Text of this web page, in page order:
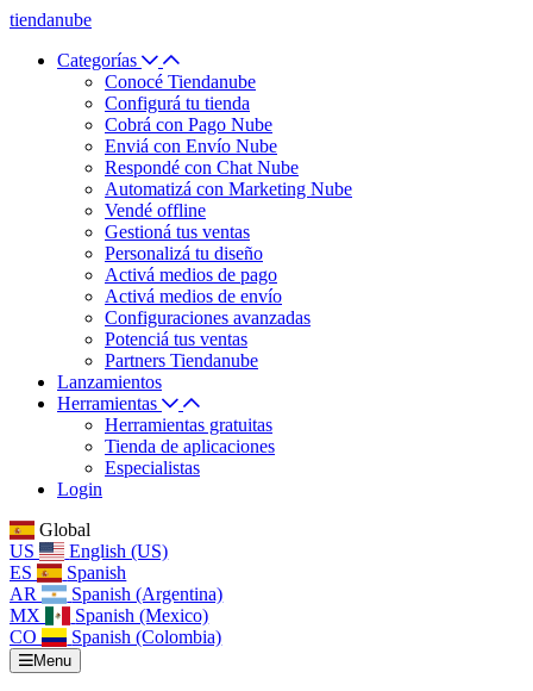
tiendanube
Categorías
Conocé Tiendanube
Configurá tu tienda
Cobrá con Pago Nube
Enviá con Envío Nube
Respondé con Chat Nube
Automatizá con Marketing Nube
Vendé offline
Gestioná tus ventas
Personalizá tu diseño
Activá medios de pago
Activá medios de envío
Configuraciones avanzadas
Potenciá tus ventas
Partners Tiendanube
Lanzamientos
Herramientas
Herramientas gratuitas
Tienda de aplicaciones
Especialistas
Login
Global
US
English (US)
ES
Spanish
AR
Spanish (Argentina)
MX
Spanish (Mexico)
CO
Spanish (Colombia)
Menu